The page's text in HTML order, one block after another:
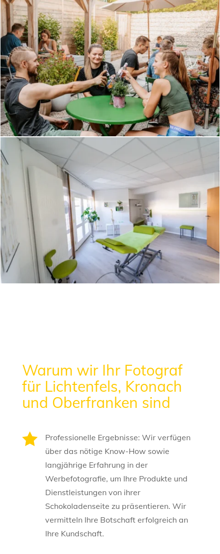
Warum wir Ihr Fotograf
für Lichtenfels, Kronach
und Oberfranken sind

Professionelle Ergebnisse: Wir verfügen
über das nötige Know-How sowie
langjährige Erfahrung in der
Werbefotografie, um Ihre Produkte und
Dienstleistungen von ihrer
Schokoladenseite zu präsentieren. Wir
vermitteln Ihre Botschaft erfolgreich an
Ihre Kundschaft.